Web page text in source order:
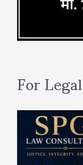
For